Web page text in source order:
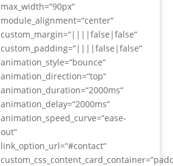
max_width=“90px“
module_alignment=“center“
custom_margin=“||||false|false“
custom_padding=“||||false|false“
animation_style=“bounce“
animation_direction=“top“
animation_duration=“2000ms“
animation_delay=“2000ms“
animation_speed_curve=“ease-
out“
link_option_url=“#contact“